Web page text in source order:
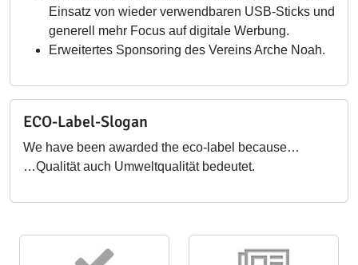
Einsatz von wieder verwendbaren USB-Sticks und
generell mehr Focus auf digitale Werbung.
Erweitertes Sponsoring des Vereins Arche Noah.
ECO-Label-Slogan
We have been awarded the eco-label because…
…Qualität auch Umweltqualität bedeutet.